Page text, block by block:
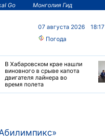
Go Монголия Гид
07 августа 2026
18:17
Погода
В Хабаровском крае нашли
виновного в срыве капота
двигателя лайнера во
время полета